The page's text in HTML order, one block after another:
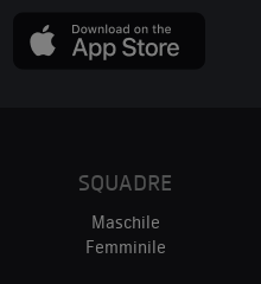
SQUADRE
Maschile
Femminile